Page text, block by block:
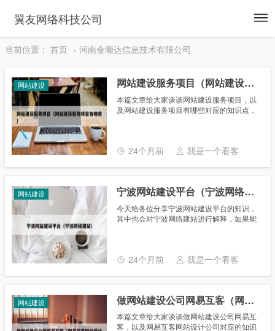
翼友网络科技公司
当前位置： 首页 河南金顺达信息技术有限公司
网站建设 网站建设服务项目（网站建设服务项目有哪些）
本篇文章给大家谈谈网站建设服务项目，以
及网站建设服务项目有哪些对应的知识点，
24个月前 我是一个看客
网站建设 宁波网站建设平台（宁波网络建站）
今天给各位分享宁波网站建设平台的知识，
其中也会对宁波网络建站进行解释，如果能
24个月前 我是一个看客
网站建设 做网站建设公司网易互客（网易互客网站设计公司）
本篇文章给大家谈谈做网站建设公司网易互
客，以及网易互客网站设计公司对应的知识